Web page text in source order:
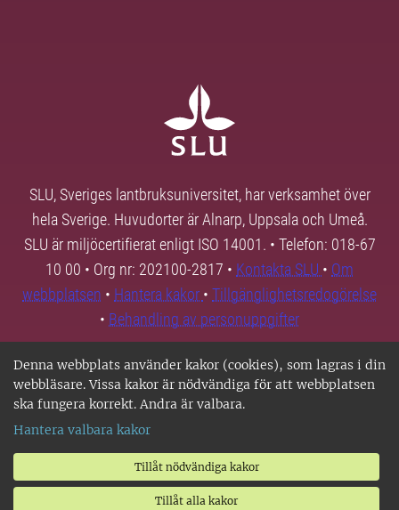
Denna webbplats använder kakor (cookies), som lagras i din
webbläsare. Vissa kakor är nödvändiga för att webbplatsen
ska fungera korrekt. Andra är valbara.
Hantera valbara kakor
Tillåt nödvändiga kakor
Tillåt alla kakor
SLU, Sveriges lantbruksuniversitet, har verksamhet över
hela Sverige. Huvudorter är Alnarp, Uppsala och Umeå.
SLU är miljöcertifierat enligt ISO 14001. • Telefon: 018-67
10 00 • Org nr: 202100-2817 • Kontakta SLU • Om
webbplatsen • Hantera kakor • Tillgänglighetsredogörelse
• Behandling av personuppgifter